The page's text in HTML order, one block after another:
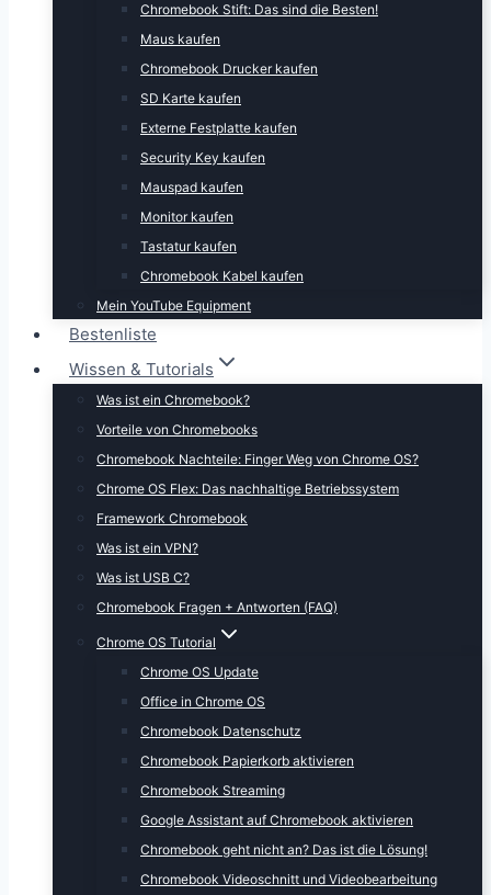
Chromebook Stift: Das sind die Besten!
Maus kaufen
Chromebook Drucker kaufen
SD Karte kaufen
Externe Festplatte kaufen
Security Key kaufen
Mauspad kaufen
Monitor kaufen
Tastatur kaufen
Chromebook Kabel kaufen
Mein YouTube Equipment
Bestenliste
Wissen & Tutorials
Was ist ein Chromebook?
Vorteile von Chromebooks
Chromebook Nachteile: Finger Weg von Chrome OS?
Chrome OS Flex: Das nachhaltige Betriebssystem
Framework Chromebook
Was ist ein VPN?
Was ist USB C?
Chromebook Fragen + Antworten (FAQ)
Chrome OS Tutorial
Chrome OS Update
Office in Chrome OS
Chromebook Datenschutz
Chromebook Papierkorb aktivieren
Chromebook Streaming
Google Assistant auf Chromebook aktivieren
Chromebook geht nicht an? Das ist die Lösung!
Chromebook Videoschnitt und Videobearbeitung